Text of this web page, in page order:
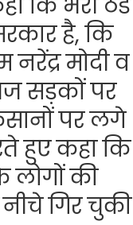
कि भरी ठंड
है, कि
नरेंद्र मोदी व
सड़कों पर
पर लगे
हुए कहा कि
लोगों की
गिर चुकी